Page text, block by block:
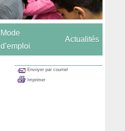
Mode
d’emploi
Actualités
Envoyer par courriel
Imprimer